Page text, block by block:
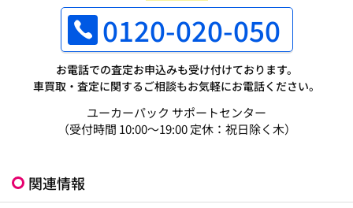
0120-020-050
お電話での査定お申込みも受け付けております。
車買取・査定に関するご相談もお気軽にお電話ください。
ユーカーパック サポートセンター
（受付時間 10:00～19:00 定休：祝日除く木）
関連情報